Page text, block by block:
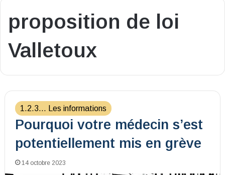
proposition de loi
Valletoux
1.2.3... Les informations
Pourquoi votre médecin s’est
potentiellement mis en grève
14 octobre 2023